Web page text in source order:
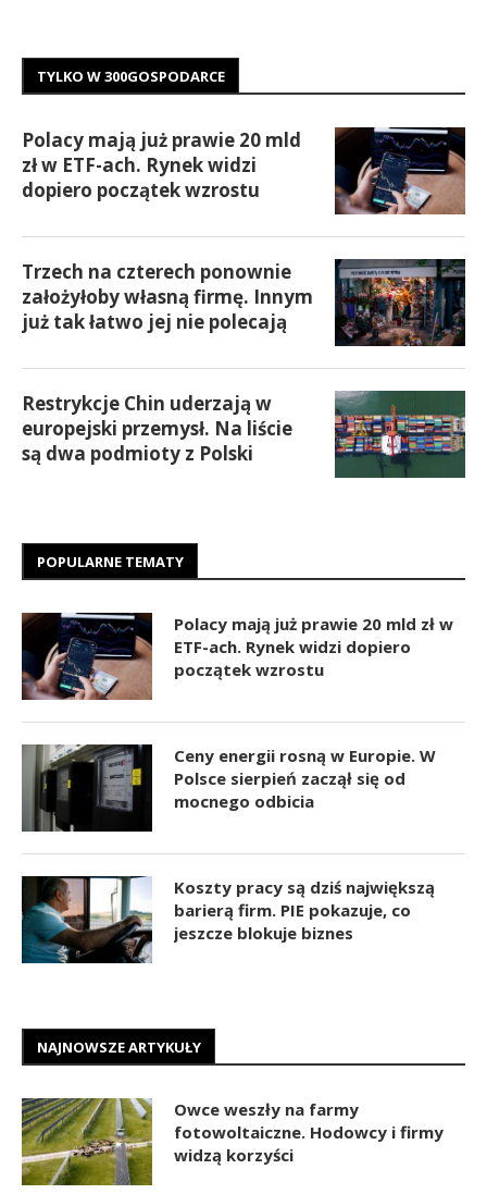
TYLKO W 300GOSPODARCE
Polacy mają już prawie 20 mld
zł w ETF-ach. Rynek widzi
dopiero początek wzrostu
Trzech na czterech ponownie
założyłoby własną firmę. Innym
już tak łatwo jej nie polecają
Restrykcje Chin uderzają w
europejski przemysł. Na liście
są dwa podmioty z Polski
POPULARNE TEMATY
Polacy mają już prawie 20 mld zł w
ETF-ach. Rynek widzi dopiero
początek wzrostu
Ceny energii rosną w Europie. W
Polsce sierpień zaczął się od
mocnego odbicia
Koszty pracy są dziś największą
barierą firm. PIE pokazuje, co
jeszcze blokuje biznes
NAJNOWSZE ARTYKUŁY
Owce weszły na farmy
fotowoltaiczne. Hodowcy i firmy
widzą korzyści